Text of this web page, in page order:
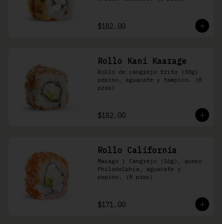
$182.00
Rollo Kani Kaarage
Rollo de cangrejo frito (30g)
pepino, aguacate y tampico. (8
pzas)
$182.00
Rollo California
Masago | Cangrejo (16g), queso
Philadelphia, aguacate y
pepino. (8 pzas)
$171.00